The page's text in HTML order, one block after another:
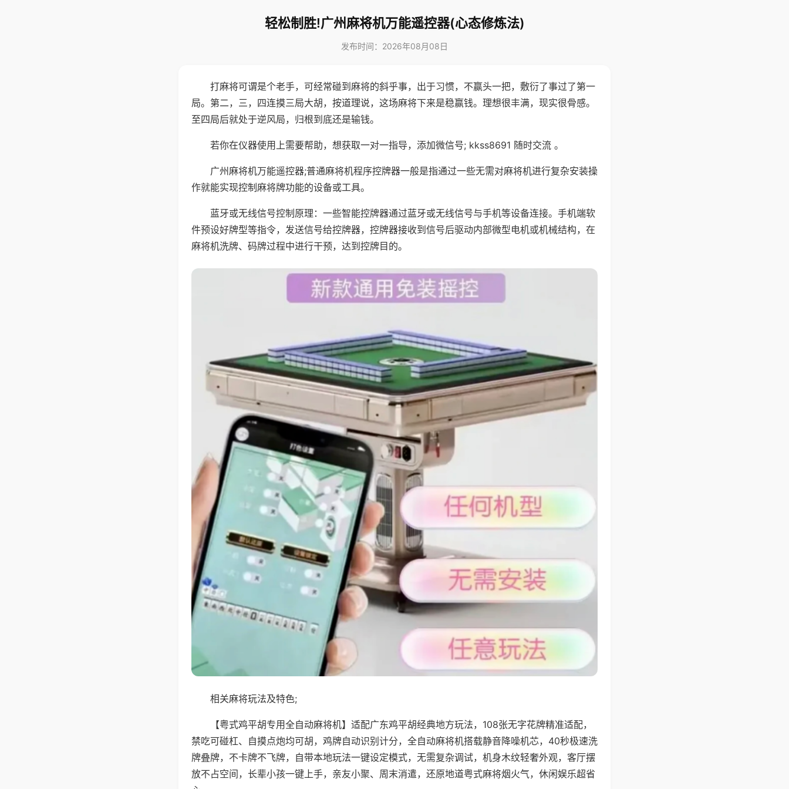
轻松制胜!广州麻将机万能遥控器(心态修炼法)
发布时间：2026年08月08日
打麻将可谓是个老手，可经常碰到麻将的斜乎事，出于习惯，不赢头一把，敷衍了事过了第一
局。第二，三，四连摸三局大胡，按道理说，这场麻将下来是稳赢钱。理想很丰满，现实很骨感。
至四局后就处于逆风局，归根到底还是输钱。
若你在仪器使用上需要帮助，想获取一对一指导，添加微信号; kkss8691 随时交流 。
广州麻将机万能遥控器;普通麻将机程序控牌器一般是指通过一些无需对麻将机进行复杂安装操
作就能实现控制麻将牌功能的设备或工具。
蓝牙或无线信号控制原理：一些智能控牌器通过蓝牙或无线信号与手机等设备连接。手机端软
件预设好牌型等指令，发送信号给控牌器，控牌器接收到信号后驱动内部微型电机或机械结构，在
麻将机洗牌、码牌过程中进行干预，达到控牌目的。
相关麻将玩法及特色;
【粤式鸡平胡专用全自动麻将机】适配广东鸡平胡经典地方玩法，108张无字花牌精准适配，
禁吃可碰杠、自摸点炮均可胡，鸡牌自动识别计分，全自动麻将机搭载静音降噪机芯，40秒极速洗
牌叠牌，不卡牌不飞牌，自带本地玩法一键设定模式，无需复杂调试，机身木纹轻奢外观，客厅摆
放不占空间，长辈小孩一键上手，亲友小聚、周末消遣，还原地道粤式麻将烟火气，休闲娱乐超省